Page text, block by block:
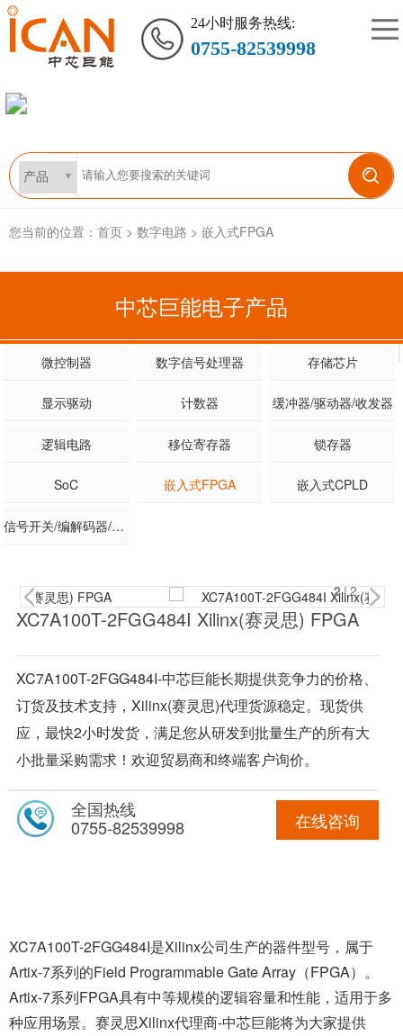
24小时服务热线:
0755-82539998
您当前的位置： 首页 > 数字电路 > 嵌入式FPGA
中芯巨能电子产品
微控制器 数字信号处理器 存储芯片
显示驱动 计数器 缓冲器/驱动器/收发器
逻辑电路 移位寄存器 锁存器
SoC 嵌入式FPGA 嵌入式CPLD
信号开关/编解码器/多路复用器
2|2
XC7A100T-2FGG484I Xilinx(赛灵思) FPGA
XC7A100T-2FGG484I-中芯巨能长期提供竞争力的价格、
订货及技术支持，Xilinx(赛灵思)代理货源稳定。现货供
应，最快2小时发货，满足您从研发到批量生产的所有大
小批量采购需求！欢迎贸易商和终端客户询价。
在线咨询
全国热线
0755-82539998
XC7A100T-2FGG484I是Xilinx公司生产的器件型号，属于
Artix-7系列的Field Programmable Gate Array（FPGA）。
Artix-7系列FPGA具有中等规模的逻辑容量和性能，适用于多
种应用场景。赛灵思Xilinx代理商-中芯巨能将为大家提供